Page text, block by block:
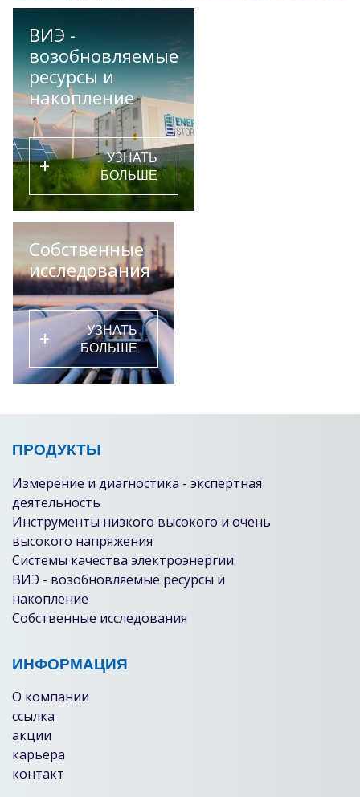
ВИЭ -
возобновляемые
ресурсы и
накопление
+
УЗНАТЬ
БОЛЬШЕ
Собственные
исследования
+
УЗНАТЬ
БОЛЬШЕ
ПРОДУКТЫ
Измерение и диагностика - экспертная
деятельность
Инструменты низкого высокого и очень
высокого напряжения
Системы качества электроэнергии
ВИЭ - возобновляемые ресурсы и
накопление
Собственные исследования
ИНФОРМАЦИЯ
О компании
ссылка
акции
карьера
контакт